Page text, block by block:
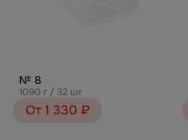
№ 8
1090 г / 32 шт
От 1 330 ₽